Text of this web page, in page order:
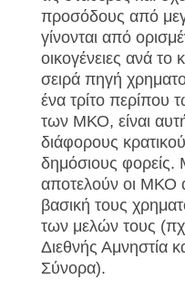
προσόδους από
γίνονται από
οικογένειες ανά
σειρά πηγή
ένα τρίτο περίπου
των ΜΚΟ, είναι
διάφορους
δημόσιους φορείς.
αποτελούν οι ΜΚΟ
βασική τους
των μελών τους
Διεθνής Αμνηστία
Σύνορα).